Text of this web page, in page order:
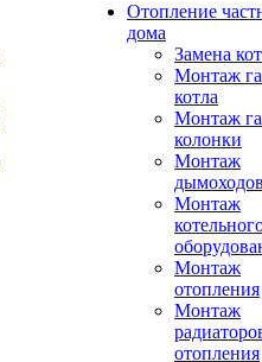
Отопление
дома
Замена
Монтаж
котла
Монтаж
колонки
Монтаж
Монтаж
Монтаж
отопления
Монтаж
отопления